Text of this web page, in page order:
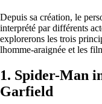
Depuis sa création, le
interprété par différents
explorerons les trois
lhomme-araignée et les
1. Spider-Man
Garfield